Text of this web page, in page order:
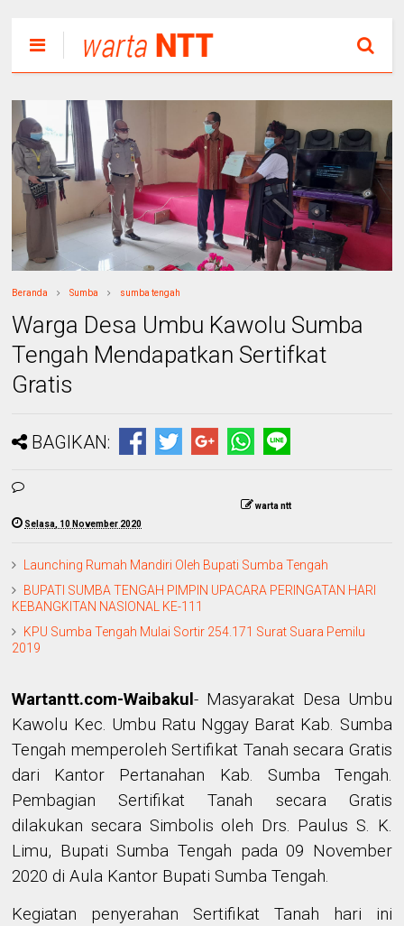
Beranda Sumba sumba tengah
Warga Desa Umbu Kawolu Sumba
Tengah Mendapatkan Sertifkat
Gratis
BAGIKAN:
warta ntt
Selasa, 10 November 2020
Launching Rumah Mandiri Oleh Bupati Sumba Tengah
BUPATI SUMBA TENGAH PIMPIN UPACARA PERINGATAN HARI
KEBANGKITAN NASIONAL KE-111
KPU Sumba Tengah Mulai Sortir 254.171 Surat Suara Pemilu
2019
Wartantt.com-Waibakul- Masyarakat Desa Umbu
Kawolu Kec. Umbu Ratu Nggay Barat Kab. Sumba
Tengah memperoleh Sertifikat Tanah secara Gratis
dari Kantor Pertanahan Kab. Sumba Tengah.
Pembagian Sertifikat Tanah secara Gratis
dilakukan secara Simbolis oleh Drs. Paulus S. K.
Limu, Bupati Sumba Tengah pada 09 November
2020 di Aula Kantor Bupati Sumba Tengah.
Kegiatan penyerahan Sertifikat Tanah hari ini